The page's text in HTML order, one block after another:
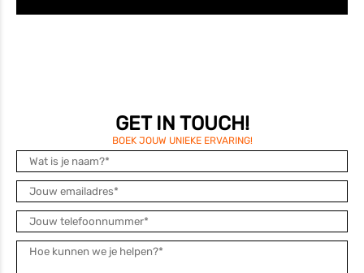
GET IN TOUCH!
BOEK JOUW UNIEKE ERVARING!